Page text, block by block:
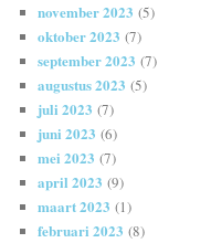
november 2023 (5)
oktober 2023 (7)
september 2023 (7)
augustus 2023 (5)
juli 2023 (7)
juni 2023 (6)
mei 2023 (7)
april 2023 (9)
maart 2023 (1)
februari 2023 (8)